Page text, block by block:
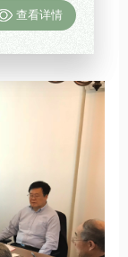
查看详情